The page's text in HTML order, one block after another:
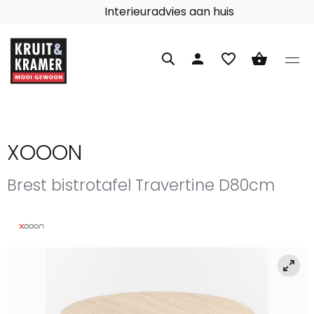
Interieuradvies aan huis
person favorite_border shopping_basket
XOOON
Brest bistrotafel Travertine D80cm